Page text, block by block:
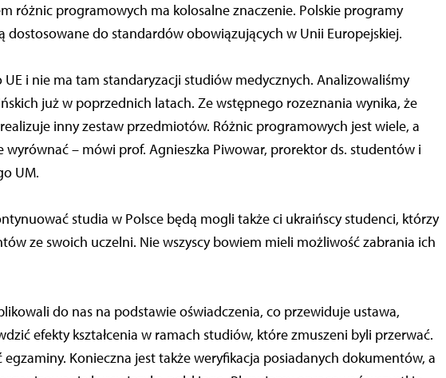
różnic programowych ma kolosalne znaczenie. Polskie programy
dostosowane do standardów obowiązujących w Unii Europejskiej.
UE i nie ma tam standaryzacji studiów medycznych. Analizowaliśmy
już w poprzednich latach. Ze wstępnego rozeznania wynika, że
inny zestaw przedmiotów. Różnic programowych jest wiele, a
wyrównać – mówi prof. Agnieszka Piwowar, prorektor ds. studentów i
UM.
studia w Polsce będą mogli także ci ukraińscy studenci, którzy
ze swoich uczelni. Nie wszyscy bowiem mieli możliwość zabrania ich
do nas na podstawie oświadczenia, co przewiduje ustawa,
efekty kształcenia w ramach studiów, które zmuszeni byli przerwać.
Konieczna jest także weryfikacja posiadanych dokumentów, a